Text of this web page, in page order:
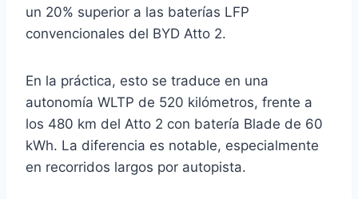
un 20% superior a las baterías LFP
convencionales del BYD Atto 2.
En la práctica, esto se traduce en una
autonomía WLTP de 520 kilómetros, frente a
los 480 km del Atto 2 con batería Blade de 60
kWh. La diferencia es notable, especialmente
en recorridos largos por autopista.